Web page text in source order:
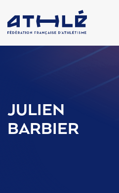
JULIEN
BARBIER